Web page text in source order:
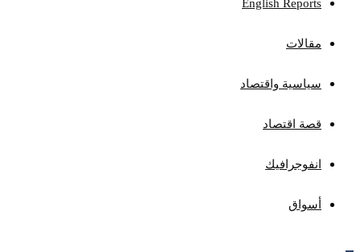
English Reports
مقالات
سياسية واقتصاد
قصة اقتصاد
انفوجرافيك
أسواق